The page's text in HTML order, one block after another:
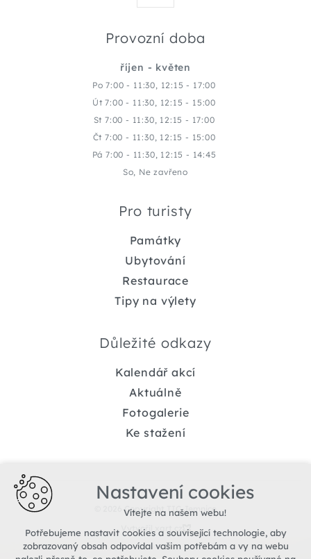
Provozní doba
říjen - květen
Po 7:00 - 11:30, 12:15 - 17:00
Út 7:00 - 11:30, 12:15 - 15:00
St 7:00 - 11:30, 12:15 - 17:00
Čt 7:00 - 11:30, 12:15 - 15:00
Pá 7:00 - 11:30, 12:15 - 14:45
So, Ne zavřeno
Pro turisty
Památky
Ubytování
Restaurace
Tipy na výlety
Důležité odkazy
Kalendář akcí
Aktuálně
Fotogalerie
Ke stažení
© 2026 Copyright TIC Jemnice
Vytvořil xart.cz
Nastavení cookies
Vítejte na našem webu!
Potřebujeme nastavit cookies a související technologie, aby
zobrazovaný obsah odpovídal vašim potřebám a vy na webu